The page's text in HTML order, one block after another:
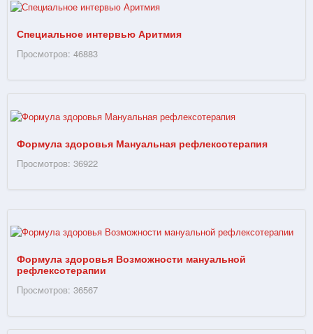
Специальное интервью Аритмия
Просмотров: 46883
Формула здоровья Мануальная рефлексотерапия
Просмотров: 36922
Формула здоровья Возможности мануальной
рефлексотерапии
Просмотров: 36567